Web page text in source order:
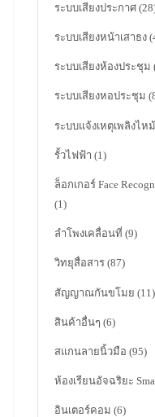
ระบบเสียงประกาศ
ระบบเสียงหน้าเสาธง
ระบบเสียงห้องประชุม
ระบบเสียงหอประชุม
ระบบแจ้งเหตุเพลิงไหม้
รั้วไฟฟ้า (1)
ล็อกเกอร์ Face
(1)
ลำโพงเคลื่อนที่ (9)
วิทยุสื่อสาร (87)
สัญญาณกันขโมย (11)
สินค้าอื่นๆ (6)
สแกนลายนิ้วมือ (95)
ห้องเรียนอัจฉริยะ
อินเตอร์คอม (6)